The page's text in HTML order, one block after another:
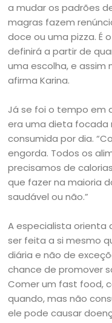
a mudar os padrões
magras fazem
doce ou uma pizza. É
definirá a partir de
uma escolha, e assim
afirma Karina.
Já se foi o tempo em
era uma dieta focada
consumida por dia.
engorda. Todos os
precisamos de
que fazer na maioria
saudável ou não.”
A especialista orienta
ser feita a si mesmo
diária e não de
chance de promover
Comer um fast food,
quando, mas não
ele pode causar